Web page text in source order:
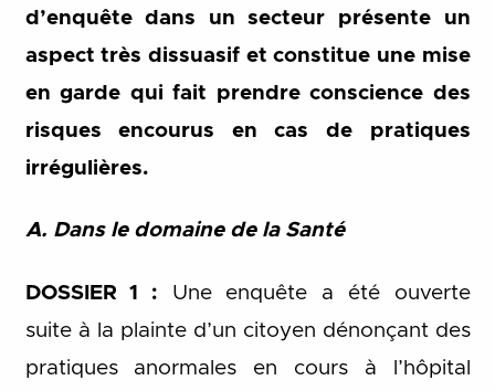
d’enquête dans un secteur présente un
aspect très dissuasif et constitue une mise
en garde qui fait prendre conscience des
risques encourus en cas de pratiques
irrégulières.
A. Dans le domaine de la Santé
DOSSIER 1 : Une enquête a été ouverte
suite à la plainte d’un citoyen dénonçant des
pratiques anormales en cours à l’hôpital